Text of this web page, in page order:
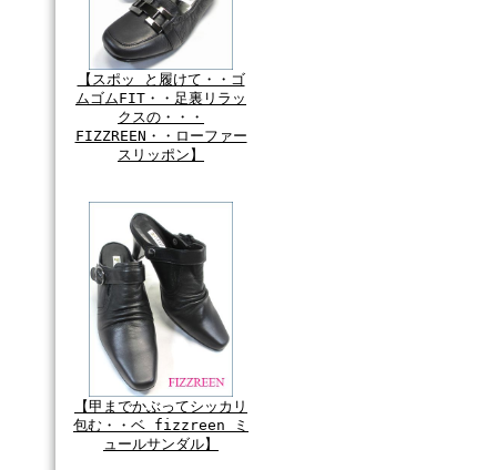
【スポッ と履けて・・ゴ
ムゴムFIT・・足裏リラッ
クスの・・・
FIZZREEN・・ローファー
スリッポン】
【甲までかぶってシッカリ
包む・・ベ fizzreen ミ
ュールサンダル】